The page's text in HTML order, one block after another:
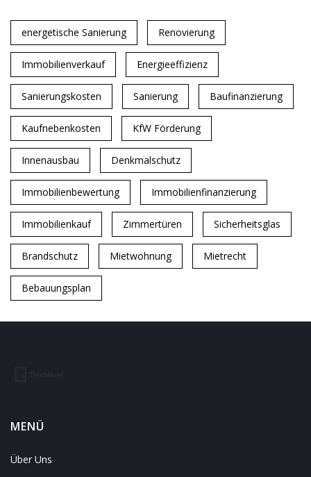
energetische Sanierung Renovierung
Immobilienverkauf Energieeffizienz
Sanierungskosten Sanierung Baufinanzierung
Kaufnebenkosten KfW Förderung
Innenausbau Denkmalschutz
Immobilienbewertung Immobilienfinanzierung
Immobilienkauf Zimmertüren Sicherheitsglas
Brandschutz Mietwohnung Mietrecht
Bebauungsplan
MENÜ
Über Uns